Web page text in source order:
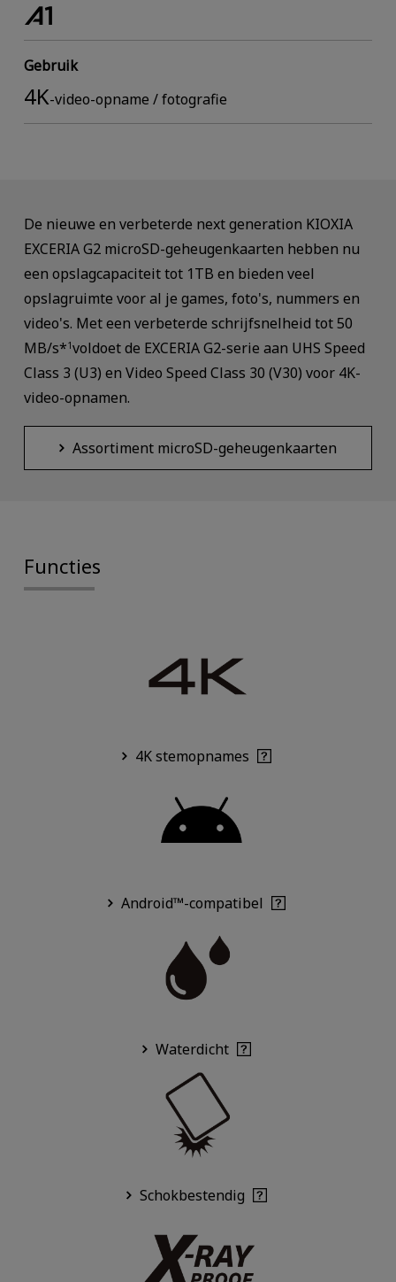
Gebruik
4K-video-opname / fotografie
De nieuwe en verbeterde next generation KIOXIA
EXCERIA G2 microSD-geheugenkaarten hebben nu
een opslagcapaciteit tot 1TB en bieden veel
opslagruimte voor al je games, foto's, nummers en
video's. Met een verbeterde schrijfsnelheid tot 50
MB/s*1voldoet de EXCERIA G2-serie aan UHS Speed
Class 3 (U3) en Video Speed Class 30 (V30) voor 4K-
video-opnamen.
Assortiment microSD-geheugenkaarten
Functies
4K stemopnames
Android™-compatibel
Waterdicht
Schokbestendig